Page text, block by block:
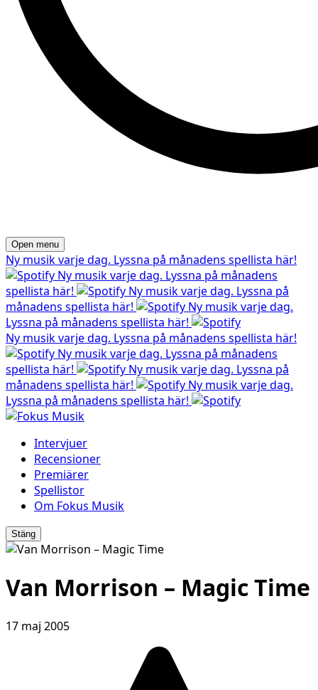
Open menu
Ny musik varje dag. Lyssna på månadens spellista här!
Ny musik varje dag. Lyssna på månadens
spellista här!
Ny musik varje dag. Lyssna på
månadens spellista här!
Ny musik varje dag.
Lyssna på månadens spellista här!
Ny musik varje dag. Lyssna på månadens spellista här!
Ny musik varje dag. Lyssna på månadens
spellista här!
Ny musik varje dag. Lyssna på
månadens spellista här!
Ny musik varje dag.
Lyssna på månadens spellista här!
Intervjuer
Recensioner
Premiärer
Spellistor
Om Fokus Musik
Stäng
Van Morrison – Magic Time
17 maj 2005